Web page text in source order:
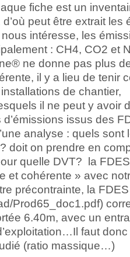
fiche est un
peut être extrait les
nous intéresse, les
: CH4, CO2 et
ne donne pas plus
il y a lieu de tenir
de chantier,
il ne peut y avoir
issus des
analyse : quels sont
doit on prendre en
quelle DVT? la
et cohérente » avec
précontrainte, la FDES
Prod65_doc1.pdf)
6.40m, avec un
faut
(ratio massique…)